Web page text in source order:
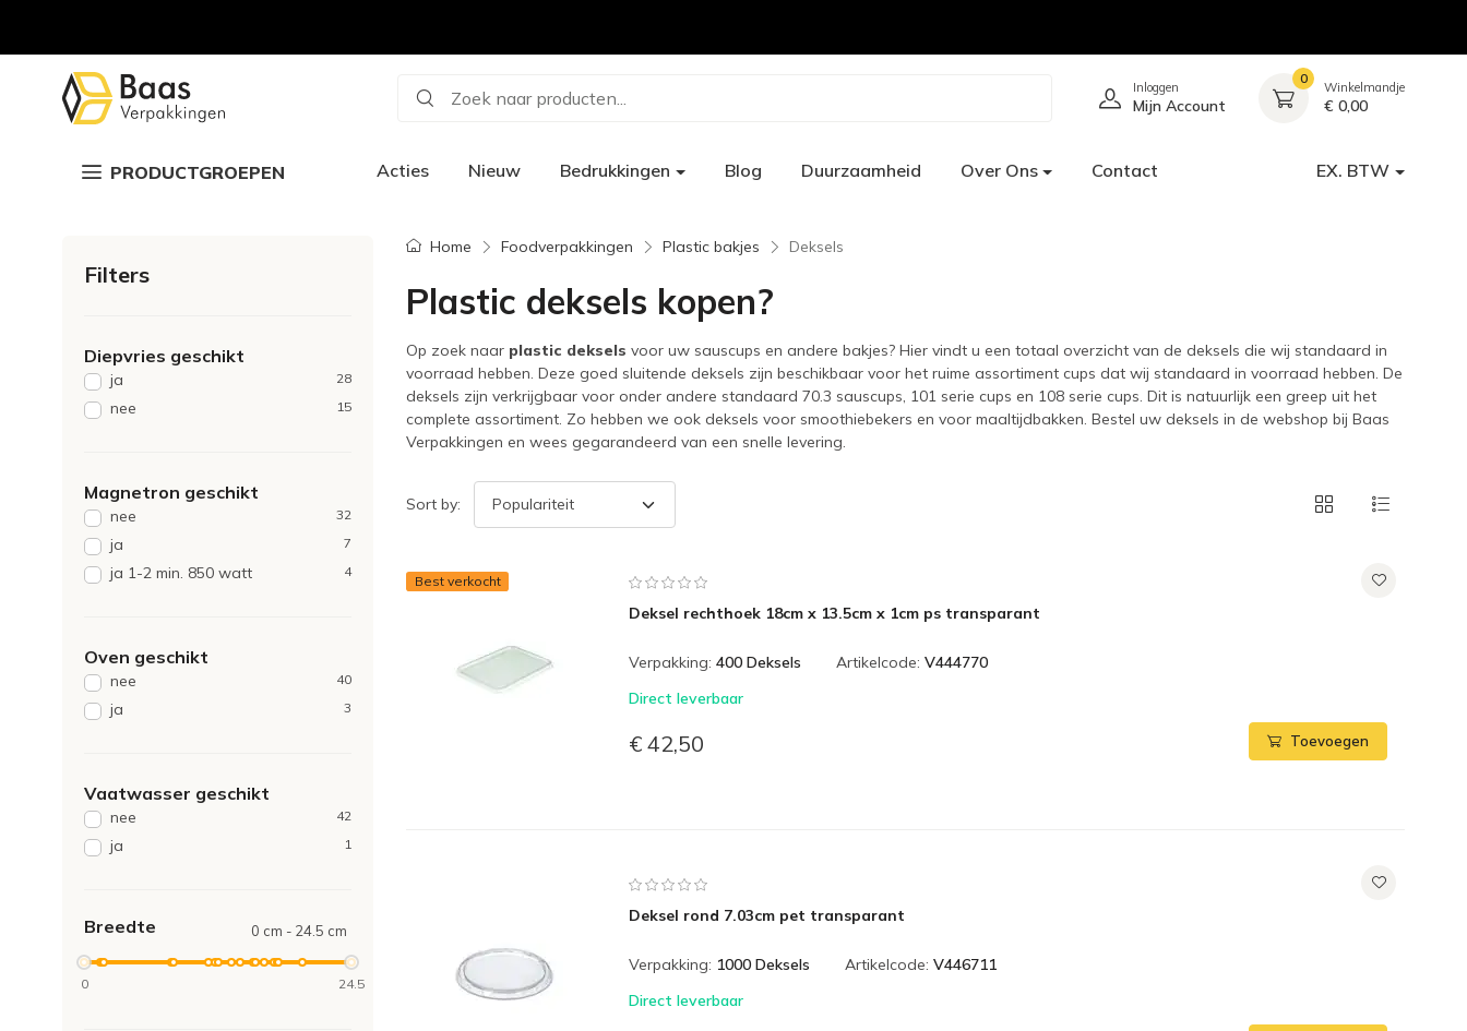
Zoek naar producten... Inloggen
Mijn Account
0
Winkelmandje
€ 0,00
PRODUCTGROEPEN Acties Nieuw Bedrukkingen Blog Duurzaamheid Over Ons Contact EX. BTW
Filters
Diepvries geschikt
ja 28
nee 15
Magnetron geschikt
nee 32
ja 7
ja 1-2 min. 850 watt 4
Oven geschikt
nee 40
ja 3
Vaatwasser geschikt
nee 42
ja 1
Breedte 0 cm - 24.5 cm
0 24.5
Home Foodverpakkingen Plastic bakjes Deksels
Plastic deksels kopen?
Op zoek naar plastic deksels voor uw sauscups en andere bakjes? Hier vindt u een totaal overzicht van de deksels die wij standaard in
voorraad hebben. Deze goed sluitende deksels zijn beschikbaar voor het ruime assortiment cups dat wij standaard in voorraad hebben. De
deksels zijn verkrijgbaar voor onder andere standaard 70.3 sauscups, 101 serie cups en 108 serie cups. Dit is natuurlijk een greep uit het
complete assortiment. Zo hebben we ook deksels voor smoothiebekers en voor maaltijdbakken. Bestel uw deksels in de webshop bij Baas
Verpakkingen en wees gegarandeerd van een snelle levering.
Sort by:
Best verkocht
Deksel rechthoek 18cm x 13.5cm x 1cm ps transparant
Verpakking: 400 Deksels Artikelcode: V444770
Direct leverbaar
€ 42,50 Toevoegen
Deksel rond 7.03cm pet transparant
Verpakking: 1000 Deksels Artikelcode: V446711
Direct leverbaar